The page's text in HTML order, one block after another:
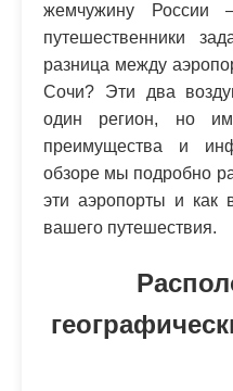
жемчужину России
путешественники
разница между
Сочи? Эти два
один регион, но
преимущества и
обзоре мы подробно
эти аэропорты и как
вашего путешествия.